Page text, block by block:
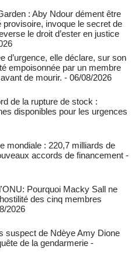
: Aby Ndour dément être
provisoire, invoque le secret de
le droit d’ester en justice
d’urgence, elle déclare, sur son
empoisonnée par un membre
de mourir. - 06/08/2026
de la rupture de stock :
disponibles pour les urgences
mondiale : 220,7 milliards de
accords de financement -
Pourquoi Macky Sall ne
des cinq membres
2026
suspect de Ndèye Amy Dione
de la gendarmerie -